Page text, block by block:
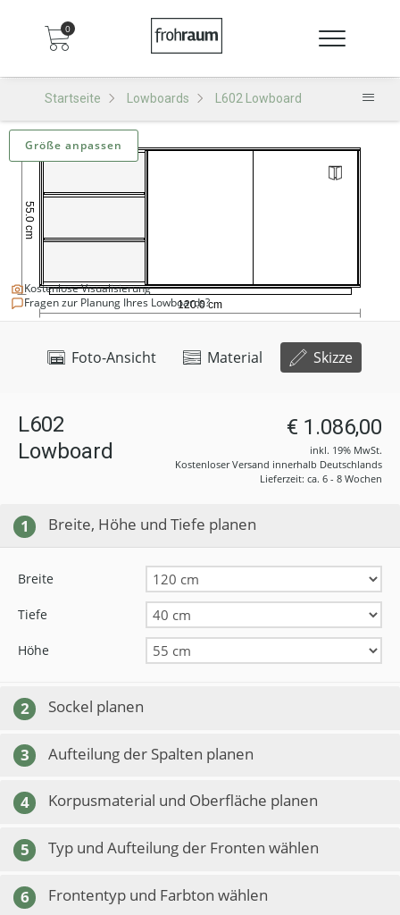
0
Startseite Lowboards L602 Lowboard
Foto-Ansicht Material Skizze
Kostenlose Visualisierung
Fragen zur Planung Ihres Lowboards?
Größe anpassen
L602
Lowboard
€ 1.086,00
inkl. 19% MwSt.
Kostenloser Versand innerhalb Deutschlands
Lieferzeit: ca. 6 - 8 Wochen
1 Breite, Höhe und Tiefe planen
Breite
Tiefe
Höhe
2 Sockel planen
3 Aufteilung der Spalten planen
4 Korpusmaterial und Oberfläche planen
5 Typ und Aufteilung der Fronten wählen
6 Frontentyp und Farbton wählen